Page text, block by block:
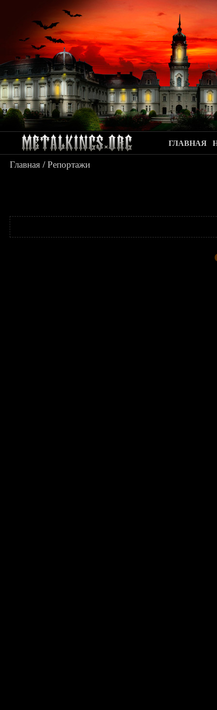
ГЛАВНАЯ
Главная /Репортажи